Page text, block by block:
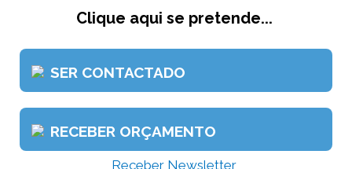
Clique aqui se pretende...
SER CONTACTADO
RECEBER ORÇAMENTO
Receber Newsletter